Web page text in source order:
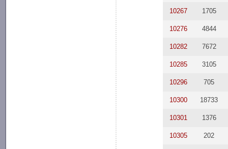
10267 1705
10276 4844
10282 7672
10285 3105
10296 705
10300 18733
10301 1376
10305 202